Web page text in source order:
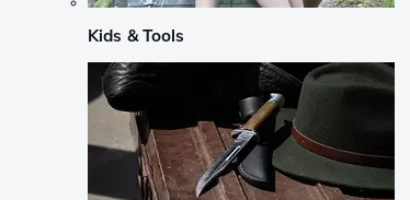
Kids & Tools